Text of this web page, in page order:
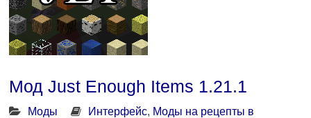
Мод Just Enough Items 1.21.1
Моды Интерфейс, Моды на рецепты в